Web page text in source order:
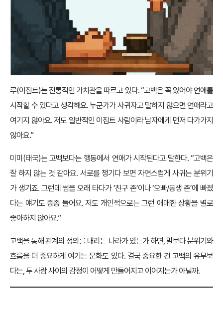
루(이집트)는 전통적인 가치관을 따르고 있다. “고백은 꼭 있어야 연애를
시작할 수 있다고 생각해요. 누군가가 사귀자고 말하지 않으면 연애라고
여기지 않아요. 저도 일반적인 이집트 사람이라 남자에게 먼저 다가가지
않아요.”
미미(태국)는 고백보다는 행동에서 연애가 시작된다고 말한다. “고백은
잘 하지 않는 것 같아요. 서로를 챙기다 보면 자연스럽게 사귀는 분위기
가 생기죠. 그런데 썸을 오래 타다가 ‘친구 존’이나 ‘오빠/동생 존’에 빠졌
다는 얘기도 종종 들어요. 저도 개인적으로는 그런 애매한 상황을 별로
좋아하지 않아요.”
고백을 통해 관계의 정의를 내리는 나라가 있는가 하면, 말보다 분위기와
흐름을 더 중요하게 여기는 문화도 있다. 결국 중요한 건 고백의 유무보
다는, 두 사람 사이의 감정이 어떻게 만들어지고 이어지는가 아닐까.